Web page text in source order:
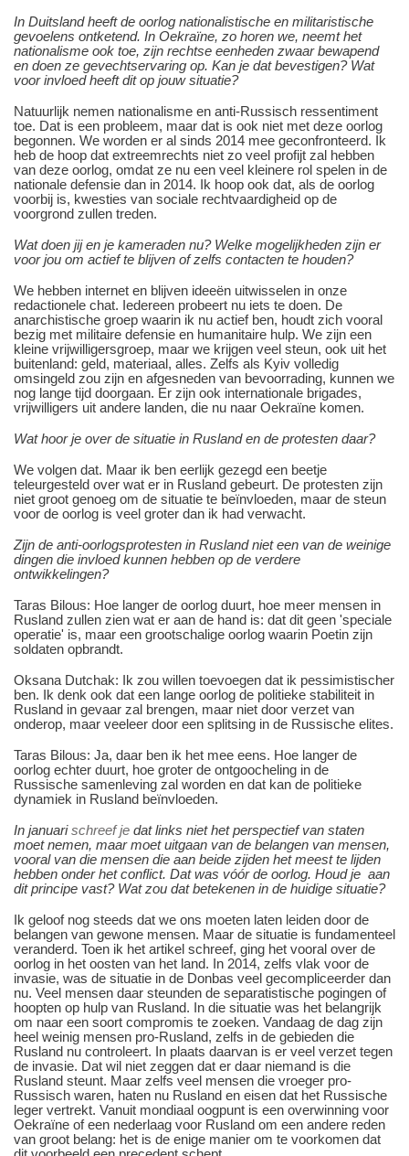
In Duitsland heeft de oorlog nationalistische en militaristische
gevoelens ontketend. In Oekraïne, zo horen we, neemt het
nationalisme ook toe, zijn rechtse eenheden zwaar bewapend
en doen ze gevechtservaring op. Kan je dat bevestigen? Wat
voor invloed heeft dit op jouw situatie?
Natuurlijk nemen nationalisme en anti-Russisch ressentiment
toe. Dat is een probleem, maar dat is ook niet met deze oorlog
begonnen. We worden er al sinds 2014 mee geconfronteerd. Ik
heb de hoop dat extreemrechts niet zo veel profijt zal hebben
van deze oorlog, omdat ze nu een veel kleinere rol spelen in de
nationale defensie dan in 2014. Ik hoop ook dat, als de oorlog
voorbij is, kwesties van sociale rechtvaardigheid op de
voorgrond zullen treden.
Wat doen jij en je kameraden nu? Welke mogelijkheden zijn er
voor jou om actief te blijven of zelfs contacten te houden?
We hebben internet en blijven ideeën uitwisselen in onze
redactionele chat. Iedereen probeert nu iets te doen. De
anarchistische groep waarin ik nu actief ben, houdt zich vooral
bezig met militaire defensie en humanitaire hulp. We zijn een
kleine vrijwilligersgroep, maar we krijgen veel steun, ook uit het
buitenland: geld, materiaal, alles. Zelfs als Kyiv volledig
omsingeld zou zijn en afgesneden van bevoorrading, kunnen we
nog lange tijd doorgaan. Er zijn ook internationale brigades,
vrijwilligers uit andere landen, die nu naar Oekraïne komen.
Wat hoor je over de situatie in Rusland en de protesten daar?
We volgen dat. Maar ik ben eerlijk gezegd een beetje
teleurgesteld over wat er in Rusland gebeurt. De protesten zijn
niet groot genoeg om de situatie te beïnvloeden, maar de steun
voor de oorlog is veel groter dan ik had verwacht.
Zijn de anti-oorlogsprotesten in Rusland niet een van de weinige
dingen die invloed kunnen hebben op de verdere
ontwikkelingen?
Taras Bilous: Hoe langer de oorlog duurt, hoe meer mensen in
Rusland zullen zien wat er aan de hand is: dat dit geen 'speciale
operatie' is, maar een grootschalige oorlog waarin Poetin zijn
soldaten opbrandt.
Oksana Dutchak: Ik zou willen toevoegen dat ik pessimistischer
ben. Ik denk ook dat een lange oorlog de politieke stabiliteit in
Rusland in gevaar zal brengen, maar niet door verzet van
onderop, maar veeleer door een splitsing in de Russische elites.
Taras Bilous: Ja, daar ben ik het mee eens. Hoe langer de
oorlog echter duurt, hoe groter de ontgoocheling in de
Russische samenleving zal worden en dat kan de politieke
dynamiek in Rusland beïnvloeden.
In januarischreef je dat links niet het perspectief van staten
moet nemen, maar moet uitgaan van de belangen van mensen,
vooral van die mensen die aan beide zijden het meest te lijden
hebben onder het conflict. Dat was vóór de oorlog. Houd je aan
dit principe vast? Wat zou dat betekenen in de huidige situatie?
Ik geloof nog steeds dat we ons moeten laten leiden door de
belangen van gewone mensen. Maar de situatie is fundamenteel
veranderd. Toen ik het artikel schreef, ging het vooral over de
oorlog in het oosten van het land. In 2014, zelfs vlak voor de
invasie, was de situatie in de Donbas veel gecompliceerder dan
nu. Veel mensen daar steunden de separatistische pogingen of
hoopten op hulp van Rusland. In die situatie was het belangrijk
om naar een soort compromis te zoeken. Vandaag de dag zijn
heel weinig mensen pro-Rusland, zelfs in de gebieden die
Rusland nu controleert. In plaats daarvan is er veel verzet tegen
de invasie. Dat wil niet zeggen dat er daar niemand is die
Rusland steunt. Maar zelfs veel mensen die vroeger pro-
Russisch waren, haten nu Rusland en eisen dat het Russische
leger vertrekt. Vanuit mondiaal oogpunt is een overwinning voor
Oekraïne of een nederlaag voor Rusland om een andere reden
van groot belang: het is de enige manier om te voorkomen dat